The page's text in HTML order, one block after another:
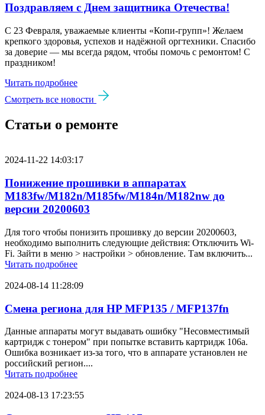
Поздравляем с Днем защитника Отечества!
С 23 Февраля, уважаемые клиенты «Копи‑групп»! Желаем
крепкого здоровья, успехов и надёжной оргтехники. Спасибо
за доверие — мы всегда рядом, чтобы помочь с ремонтом! С
праздником!
Читать подробнее
Смотреть все новости
Статьи о ремонте
2024-11-22 14:03:17
Понижение прошивки в аппаратах
M183fw/M182n/M185fw/M184n/M182nw до
версии 20200603
Для того чтобы понизить прошивку до версии 20200603,
необходимо выполнить следующие действия: Отключить Wi-
Fi. Зайти в меню > настройки > обновление. Там включить...
Читать подробнее
2024-08-14 11:28:09
Смена региона для HP MFP135 / MFP137fn
Данные аппараты могут выдавать ошибку "Несовместимый
картридж с тонером" при попытке вставить картридж 106a.
Ошибка возникает из-за того, что в аппарате установлен не
российский регион....
Читать подробнее
2024-08-13 17:23:55